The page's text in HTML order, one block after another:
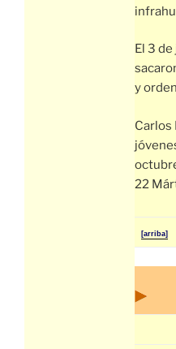
El 3
y
Carlos
22
[arriba]